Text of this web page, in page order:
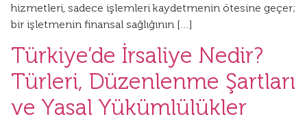
hizmetleri, sadece işlemleri kaydetmenin ötesine geçer;
bir işletmenin finansal sağlığının […]
Türkiye’de İrsaliye Nedir?
Türleri, Düzenlenme Şartları
ve Yasal Yükümlülükler